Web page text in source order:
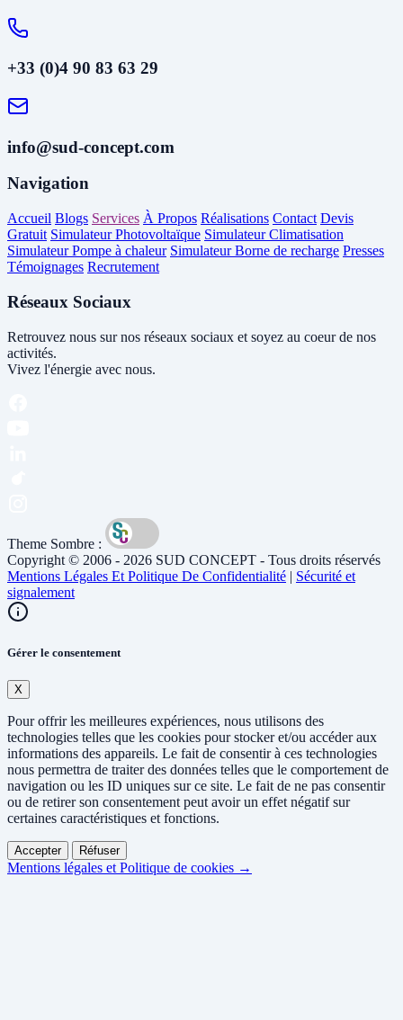
+33 (0)4 90 83 63 29
info@sud-concept.com
Navigation
Accueil Blogs Services À Propos Réalisations Contact Devis
Gratuit Simulateur Photovoltaïque Simulateur Climatisation
Simulateur Pompe à chaleur Simulateur Borne de recharge Presses
Témoignages Recrutement
Réseaux Sociaux
Retrouvez nous sur nos réseaux sociaux et soyez au coeur de nos
activités.
Vivez l'énergie avec nous.
Theme Sombre :
Copyright © 2006 - 2026 SUD CONCEPT - Tous droits réservés
Mentions Légales Et Politique De Confidentialité | Sécurité et
signalement
Gérer le consentement
X
Pour offrir les meilleures expériences, nous utilisons des
technologies telles que les cookies pour stocker et/ou accéder aux
informations des appareils. Le fait de consentir à ces technologies
nous permettra de traiter des données telles que le comportement de
navigation ou les ID uniques sur ce site. Le fait de ne pas consentir
ou de retirer son consentement peut avoir un effet négatif sur
certaines caractéristiques et fonctions.
Accepter Réfuser
Mentions légales et Politique de cookies →